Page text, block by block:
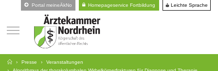
Portal meineÄkNo Homepageservice Fortbildung Leichte Sprache
Presse
Veranstaltungen